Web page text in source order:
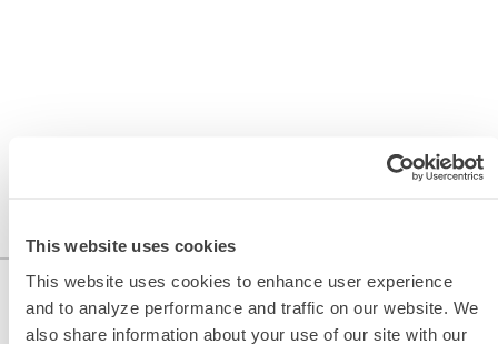
This website uses cookies
This website uses cookies to enhance user experience
and to analyze performance and traffic on our website. We
also share information about your use of our site with our